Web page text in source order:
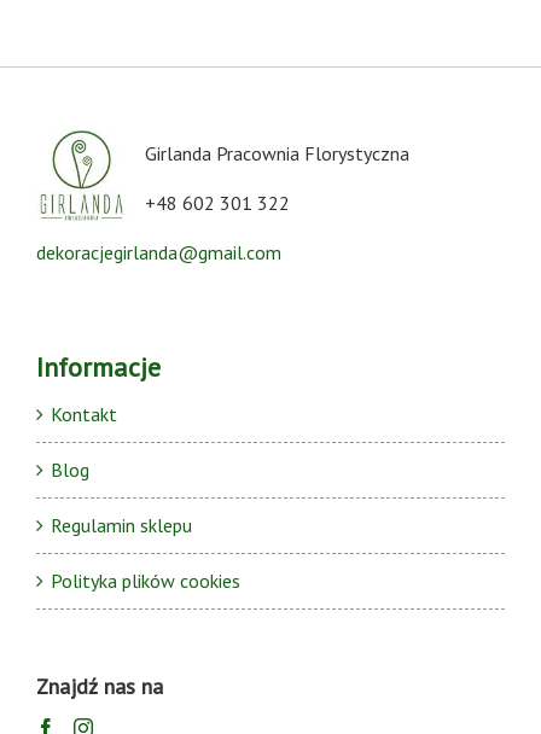
Girlanda Pracownia Florystyczna
+48 602 301 322
dekoracjegirlanda@gmail.com
Informacje
Kontakt
Blog
Regulamin sklepu
Polityka plików cookies
Znajdź nas na